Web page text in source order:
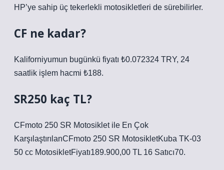
HP’ye sahip üç tekerlekli motosikletleri de sürebilirler.
CF ne kadar?
Kaliforniyumun bugünkü fiyatı ₺0.072324 TRY, 24
saatlik işlem hacmi ₺188.
SR250 kaç TL?
CFmoto 250 SR Motosiklet ile En Çok
KarşılaştırılanCFmoto 250 SR MotosikletKuba TK-03
50 cc MotosikletFiyatı189.900,00 TL 16 Satıcı70.